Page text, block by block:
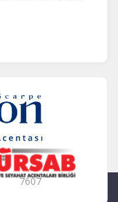
7607